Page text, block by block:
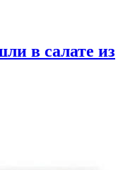
в салате из